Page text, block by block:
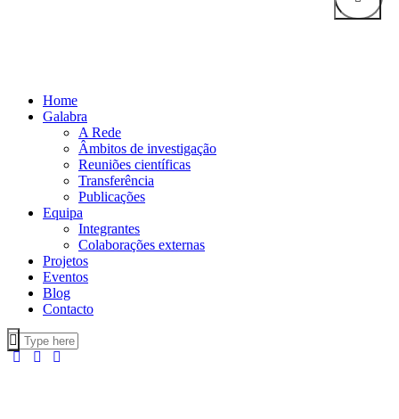
Home
Galabra
A Rede
Âmbitos de investigação
Reuniões científicas
Transferência
Publicações
Equipa
Integrantes
Colaborações externas
Projetos
Eventos
Blog
Contacto